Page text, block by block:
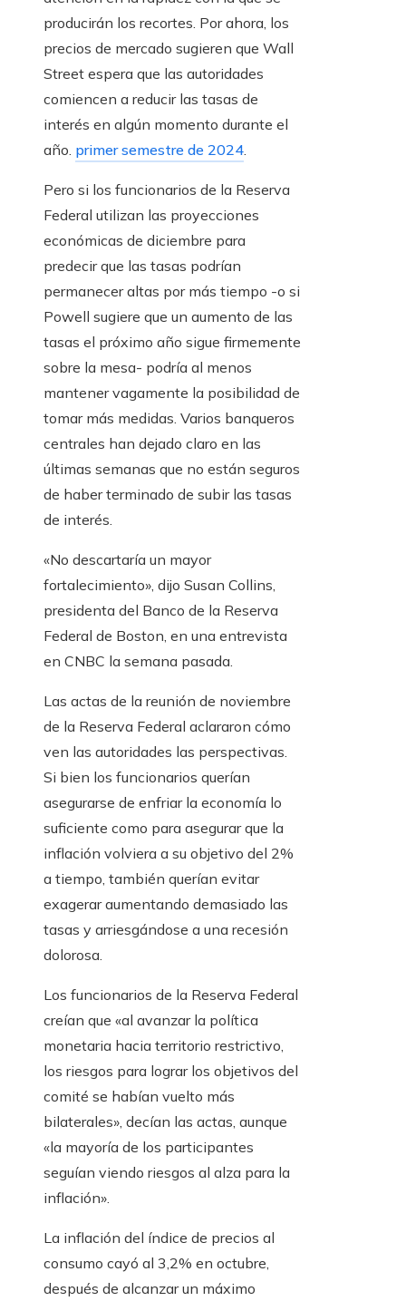
producirán los recortes. Por ahora, los
precios de mercado sugieren que Wall
Street espera que las autoridades
comiencen a reducir las tasas de
interés en algún momento durante el
año. primer semestre de 2024.
Pero si los funcionarios de la Reserva
Federal utilizan las proyecciones
económicas de diciembre para
predecir que las tasas podrían
permanecer altas por más tiempo -o si
Powell sugiere que un aumento de las
tasas el próximo año sigue firmemente
sobre la mesa- podría al menos
mantener vagamente la posibilidad de
tomar más medidas. Varios banqueros
centrales han dejado claro en las
últimas semanas que no están seguros
de haber terminado de subir las tasas
de interés.
«No descartaría un mayor
fortalecimiento», dijo Susan Collins,
presidenta del Banco de la Reserva
Federal de Boston, en una entrevista
en CNBC la semana pasada.
Las actas de la reunión de noviembre
de la Reserva Federal aclararon cómo
ven las autoridades las perspectivas.
Si bien los funcionarios querían
asegurarse de enfriar la economía lo
suficiente como para asegurar que la
inflación volviera a su objetivo del 2%
a tiempo, también querían evitar
exagerar aumentando demasiado las
tasas y arriesgándose a una recesión
dolorosa.
Los funcionarios de la Reserva Federal
creían que «al avanzar la política
monetaria hacia territorio restrictivo,
los riesgos para lograr los objetivos del
comité se habían vuelto más
bilaterales», decían las actas, aunque
«la mayoría de los participantes
seguían viendo riesgos al alza para la
inflación».
La inflación del índice de precios al
consumo cayó al 3,2% en octubre,
después de alcanzar un máximo